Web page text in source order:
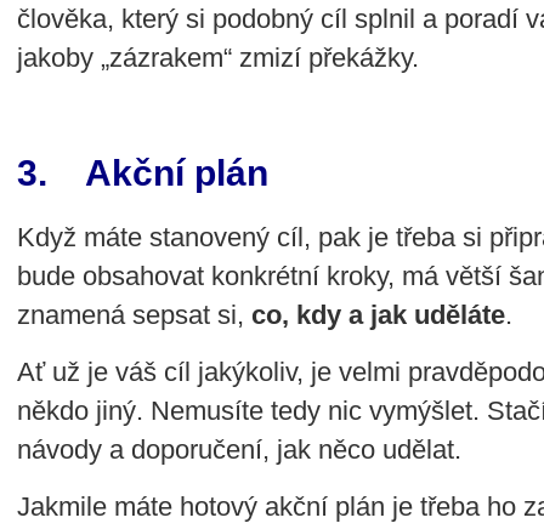
člověka, který si podobný cíl splnil a poradí
jakoby „zázrakem“ zmizí překážky.
3. Akční plán
Když máte stanovený cíl, pak je třeba si
bude obsahovat konkrétní kroky, má větší
znamená sepsat si, co, kdy a jak uděláte.
Ať už je váš cíl jakýkoliv, je velmi
někdo jiný. Nemusíte tedy nic vymýšlet.
návody a doporučení, jak něco udělat.
Jakmile máte hotový akční plán je třeba ho